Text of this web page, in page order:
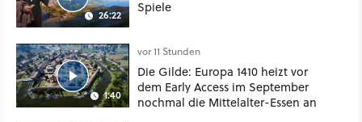
26:22
Spiele
1:40
vor 11 Stunden
Die Gilde: Europa 1410 heizt vor
dem Early Access im September
nochmal die Mittelalter-Essen an